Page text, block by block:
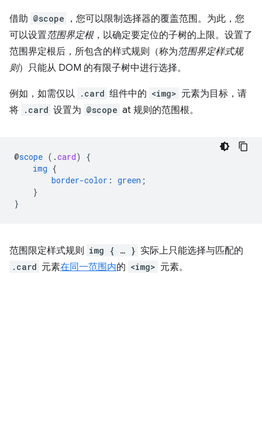
借助 @scope
，您可以限制选择器的覆盖范围。为此，您
可以设置范围界定根，以确定要定位的子树的上限。设置了
范围界定根后，所包含的样式规则（称为范围界定样式规
则）只能从 DOM 的有限子树中进行选择。
例如，如需仅以 .card 组件中的 <img> 元素为目标，请
将 .card 设置为 @scope at 规则的范围根。
@scope ( .card)
{
img {
border-color : green ;
}
}
范围限定样式规则 img { … } 实际上只能选择与匹配的
.card 元素在同一范围内的 <img> 元素。